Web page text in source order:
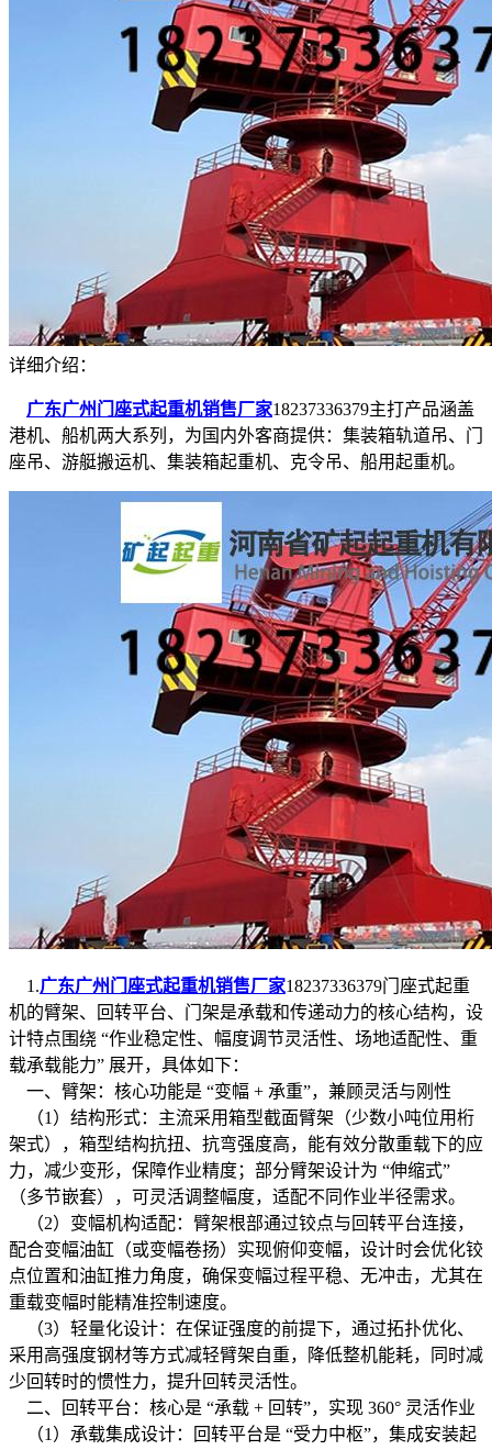
详细介绍：
广东广州门座式起重机销售厂家18237336379主打产品涵盖
港机、船机两大系列，为国内外客商提供：集装箱轨道吊、门
座吊、游艇搬运机、集装箱起重机、克令吊、船用起重机。
1.广东广州门座式起重机销售厂家18237336379门座式起重
机的臂架、回转平台、门架是承载和传递动力的核心结构，设
计特点围绕 “作业稳定性、幅度调节灵活性、场地适配性、重
载承载能力” 展开，具体如下：
一、臂架：核心功能是 “变幅 + 承重”，兼顾灵活与刚性
（1）结构形式：主流采用箱型截面臂架（少数小吨位用桁
架式），箱型结构抗扭、抗弯强度高，能有效分散重载下的应
力，减少变形，保障作业精度；部分臂架设计为 “伸缩式”
（多节嵌套），可灵活调整幅度，适配不同作业半径需求。
（2）变幅机构适配：臂架根部通过铰点与回转平台连接，
配合变幅油缸（或变幅卷扬）实现俯仰变幅，设计时会优化铰
点位置和油缸推力角度，确保变幅过程平稳、无冲击，尤其在
重载变幅时能精准控制速度。
（3）轻量化设计：在保证强度的前提下，通过拓扑优化、
采用高强度钢材等方式减轻臂架自重，降低整机能耗，同时减
少回转时的惯性力，提升回转灵活性。
二、回转平台：核心是 “承载 + 回转”，实现 360° 灵活作业
（1）承载集成设计：回转平台是 “受力中枢”，集成安装起